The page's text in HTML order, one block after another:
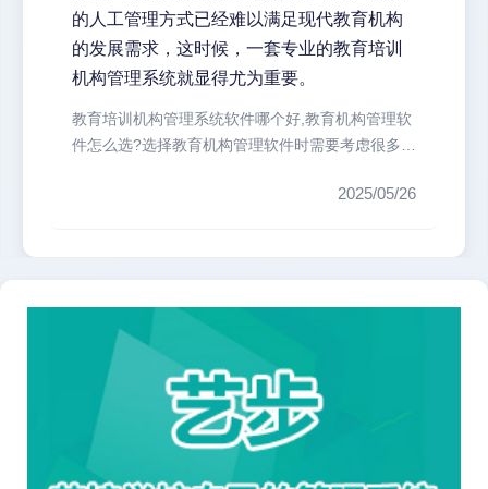
的人工管理方式已经难以满足现代教育机构
的发展需求，这时候，一套专业的教育培训
机构管理系统就显得尤为重要。
教育培训机构管理系统软件哪个好,教育机构管理软
件怎么选?选择教育机构管理软件时需要考虑很多因
2025/05/26